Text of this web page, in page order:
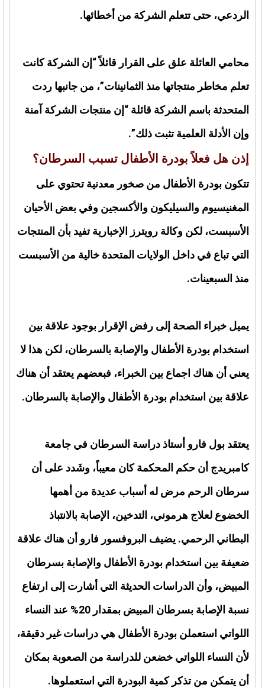
الردعي، حتى تتعلم الشركة من أخطائها.
محامي العائلة علق على القرار قائلاً “إن الشركة كانت
تعلم مخاطر منتجاتها منذ الثمانينات”، من جانبها ردت
المتحدثة باسم الشركة قائلة “إن منتجات الشركة آمنة
وإن الأدلة العلمية تثبت ذلك”.
إذن هل فعلاً بودرة الأطفال تسبب السرطان؟
تتكون بودرة الأطفال من صخور معدنية تحتوي على
المغنيسيوم والسيليكون والأكسجين وفي بعض الأحيان
الأسبست، لكن وكالة رويترز الإخبارية تفيد بأن المنتجات
التي تباع في داخل الولايات المتحدة خالية من الأسبست
منذ السبعينات.
يميل خبراء الصحة إلى رفض الإقرار بوجود علاقة بين
استخدام بودرة الأطفال والإصابة بالسرطان، لكن هذا لا
يعني أن هناك اجماع بين الخبراء، فبعضهم يعتقد أن هناك
علاقة بين استخدام بودرة الأطفال والإصابة بالسرطان.
يعتقد بول فارو أستاذ دراسة السرطان في جامعة
كامبريدج أن حكم المحكمة كان معيباً، وشَدد على أن
سرطان الرحم مرض له أسباب عديدة من أهمها
الخضوع لعلاج هرموني، التدخين، الإصابة بالانتباذ
البطاني الرحمي. يضيف البروفسور فارو أن هناك علاقة
ضعيفة بين استخدام بودرة الأطفال والإصابة بسرطان
المبيض، وأن الدراسات الحديثة التي أشارت إلى ارتفاع
نسبة الإصابة بسرطان المبيض بمقدار 20% عند النساء
اللواتي استعملن بودرة الأطفال هي دراسات غير دقيقة،
لأن النساء اللواتي خضعن للدراسة من الصعوبة بمكان
أن يتمكن من تذكر كمية البودرة التي استعملوها.